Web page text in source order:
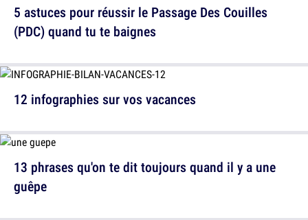
5 astuces pour réussir le Passage Des Couilles
(PDC) quand tu te baignes
13 phrases qu'on te dit toujours quand il y a une
guêpe
12 infographies sur vos vacances